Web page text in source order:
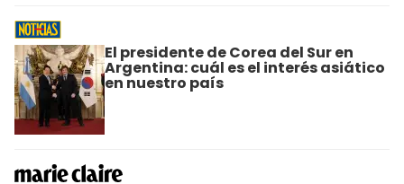
El presidente de Corea del Sur en
Argentina: cuál es el interés asiático
en nuestro país